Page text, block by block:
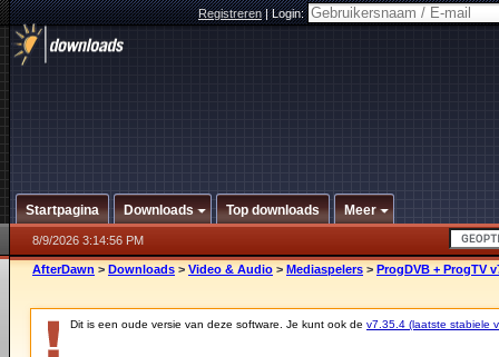
Registreren|Login:
Startpagina Downloads Top downloads Meer
8/9/2026 3:14:56 PM
AfterDawn > Downloads > Video & Audio > Mediaspelers > ProgDVB + ProgTV
Dit is een oude versie van deze software. Je kunt ook de v7.35.4 (laatste stabiele